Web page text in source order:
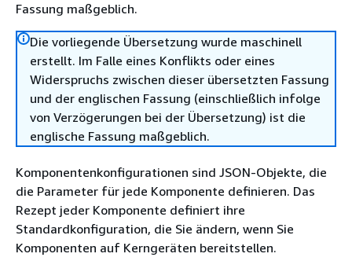
Fassung maßgeblich.
Die vorliegende Übersetzung wurde maschinell
erstellt. Im Falle eines Konflikts oder eines
Widerspruchs zwischen dieser übersetzten Fassung
und der englischen Fassung (einschließlich infolge
von Verzögerungen bei der Übersetzung) ist die
englische Fassung maßgeblich.
Komponentenkonfigurationen sind JSON-Objekte, die
die Parameter für jede Komponente definieren. Das
Rezept jeder Komponente definiert ihre
Standardkonfiguration, die Sie ändern, wenn Sie
Komponenten auf Kerngeräten bereitstellen.